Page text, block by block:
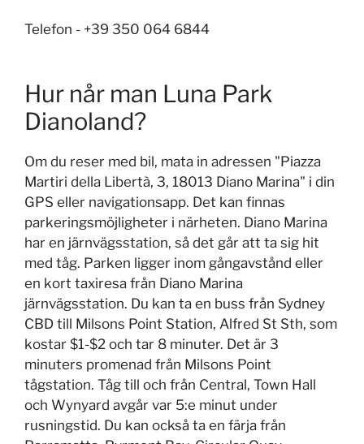
Telefon - +39 350 064 6844
Hur når man Luna Park
Dianoland?
Om du reser med bil, mata in adressen "Piazza
Martiri della Libertà, 3, 18013 Diano Marina" i din
GPS eller navigationsapp. Det kan finnas
parkeringsmöjligheter i närheten. Diano Marina
har en järnvägsstation, så det går att ta sig hit
med tåg. Parken ligger inom gångavstånd eller
en kort taxiresa från Diano Marina
järnvägsstation. Du kan ta en buss från Sydney
CBD till Milsons Point Station, Alfred St Sth, som
kostar $1-$2 och tar 8 minuter. Det är 3
minuters promenad från Milsons Point
tågstation. Tåg till och från Central, Town Hall
och Wynyard avgår var 5:e minut under
rusningstid. Du kan också ta en färja från